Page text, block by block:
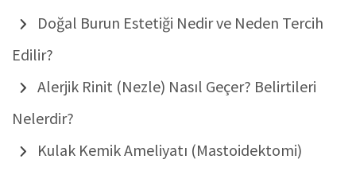
Doğal Burun Estetiği Nedir ve Neden Tercih
Edilir?
Alerjik Rinit (Nezle) Nasıl Geçer? Belirtileri
Nelerdir?
Kulak Kemik Ameliyatı (Mastoidektomi)